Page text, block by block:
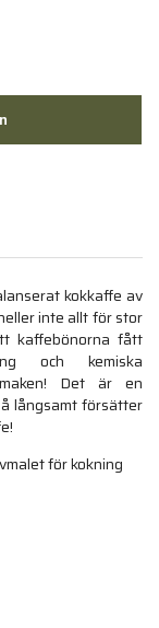
kokkaffe av
inte allt för stor
kaffebönorna fått
och kemiska
Det är en
långsamt försätter
för kokning